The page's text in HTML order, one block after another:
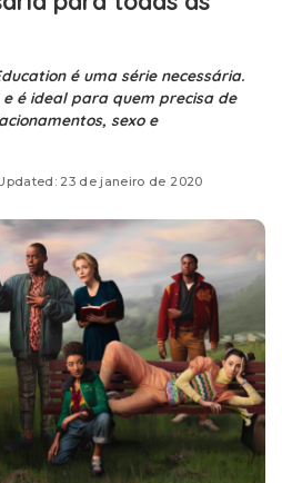
é uma série necessária.
e é ideal para quem precisa de
sexo e
23 de janeiro de 2020